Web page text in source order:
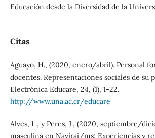
Educación desde la Diversidad de la
Citas
Aguayo, H., (2020, enero/abril). Personal
docentes. Representaciones sociales de su
Electrónica Educare, 24, (1), 1-22.
http://www.una.ac.cr/educare
Alves, L., y Peres, J., (2020, septiembre/
masculina en Naviraí/ms: Experiencias y